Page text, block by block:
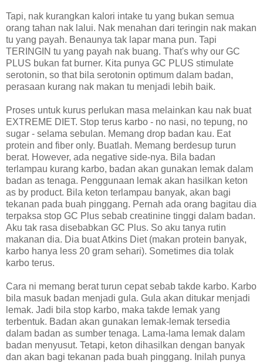
Tapi, nak kurangkan kalori intake tu yang bukan semua
orang tahan nak lalui. Nak menahan dari teringin nak makan
tu yang payah. Benaunya tak lapar mana pun. Tapi
TERINGIN tu yang payah nak buang. That's why our GC
PLUS bukan fat burner. Kita punya GC PLUS stimulate
serotonin, so that bila serotonin optimum dalam badan,
perasaan kurang nak makan tu menjadi lebih baik.
Proses untuk kurus perlukan masa melainkan kau nak buat
EXTREME DIET. Stop terus karbo - no nasi, no tepung, no
sugar - selama sebulan. Memang drop badan kau. Eat
protein and fiber only. Buatlah. Memang berdesup turun
berat. However, ada negative side-nya. Bila badan
terlampau kurang karbo, badan akan gunakan lemak dalam
badan as tenaga. Penggunaan lemak akan hasilkan keton
as by product. Bila keton terlampau banyak, akan bagi
tekanan pada buah pinggang. Pernah ada orang bagitau dia
terpaksa stop GC Plus sebab creatinine tinggi dalam badan.
Aku tak rasa disebabkan GC Plus. So aku tanya rutin
makanan dia. Dia buat Atkins Diet (makan protein banyak,
karbo hanya less 20 gram sehari). Sometimes dia tolak
karbo terus.
Cara ni memang berat turun cepat sebab takde karbo. Karbo
bila masuk badan menjadi gula. Gula akan ditukar menjadi
lemak. Jadi bila stop karbo, maka takde lemak yang
terbentuk. Badan akan gunakan lemak-lemak tersedia
dalam badan as sumber tenaga. Lama-lama lemak dalam
badan menyusut. Tetapi, keton dihasilkan dengan banyak
dan akan bagi tekanan pada buah pinggang. Inilah punya